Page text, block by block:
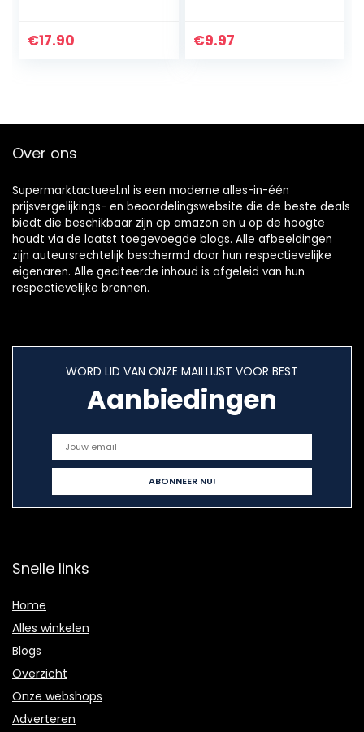
€17.90 €9.97
Over ons
Supermarktactueel.nl is een moderne alles-in-één
prijsvergelijkings- en beoordelingswebsite die de beste deals
biedt die beschikbaar zijn op amazon en u op de hoogte
houdt via de laatst toegevoegde blogs. Alle afbeeldingen
zijn auteursrechtelijk beschermd door hun respectievelijke
eigenaren. Alle geciteerde inhoud is afgeleid van hun
respectievelijke bronnen.
WORD LID VAN ONZE MAILLIJST VOOR BEST
Aanbiedingen
Snelle links
Home
Alles winkelen
Blogs
Overzicht
Onze webshops
Adverteren